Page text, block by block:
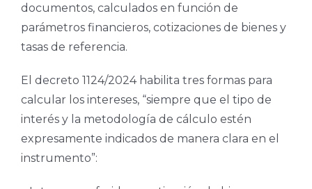
documentos, calculados en función de
parámetros financieros, cotizaciones de bienes y
tasas de referencia.
El decreto 1124/2024 habilita tres formas para
calcular los intereses, “siempre que el tipo de
interés y la metodología de cálculo estén
expresamente indicados de manera clara en el
instrumento”: